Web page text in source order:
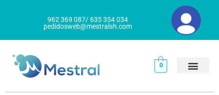
962 369 087/ 635 354 034
pedidosweb@mestralsh.com
0